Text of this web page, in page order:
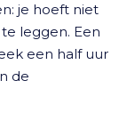
je hoeft niet
leggen. Een
een half uur
de